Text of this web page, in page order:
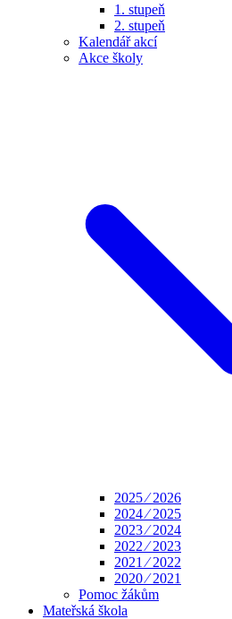
1. stupeň
2. stupeň
Kalendář akcí
Akce školy
2025 ⁄ 2026
2024 ⁄ 2025
2023 ⁄ 2024
2022 ⁄ 2023
2021 ⁄ 2022
2020 ⁄ 2021
Pomoc žákům
Mateřská škola